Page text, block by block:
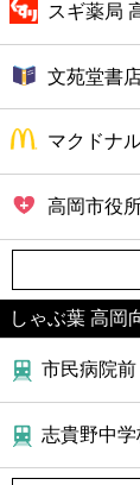
スギ薬局
文苑堂書
マクドナ
高岡市役
しゃぶ葉 高岡
市民病院
志貴野中